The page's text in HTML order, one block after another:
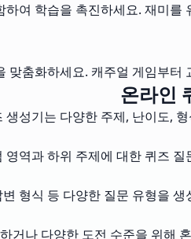
여 학습을 촉진하세요. 재미
맞춤화하세요. 캐주얼 게임부
온라인
생성기는 다양한 주제, 난이도,
역과 하위 주제에 대한 퀴즈 질
형식 등 다양한 질문 유형을 생
거나 다양한 도전 수준을 위해